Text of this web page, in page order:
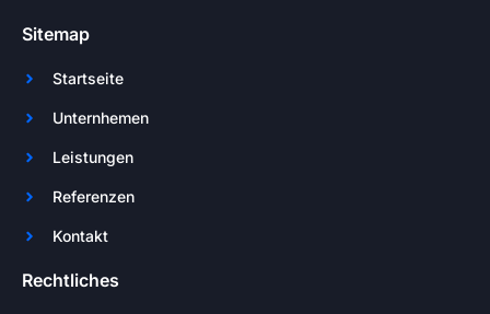
Sitemap
Startseite
Unternhemen
Leistungen
Referenzen
Kontakt
Rechtliches